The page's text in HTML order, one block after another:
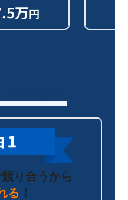
万円 セ
り合うから
る ！